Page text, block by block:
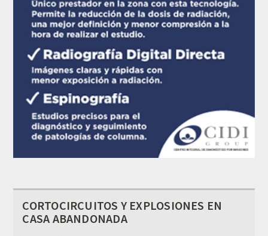
CORTOCIRCUITOS Y EXPLOSIONES EN
CASA ABANDONADA